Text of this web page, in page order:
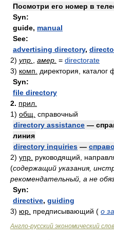
Посмотри его номер в
Syn:
guide, manual
See:
advertising directory,
2) упр. амер. = directorate
3) комп.
директория, каталог
Syn:
file directory
2. прил.
1) общ. справочный
directory assistance —
линия
directory inquiries —
2) упр. руководящий,
(содержащий указания,
рекомендательный, а не
Syn:
directive, guiding
3) юр. предписывающий ( о
Англо-русский экономический